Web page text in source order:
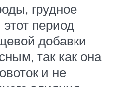
грудное
период
добавки
так как она
и не